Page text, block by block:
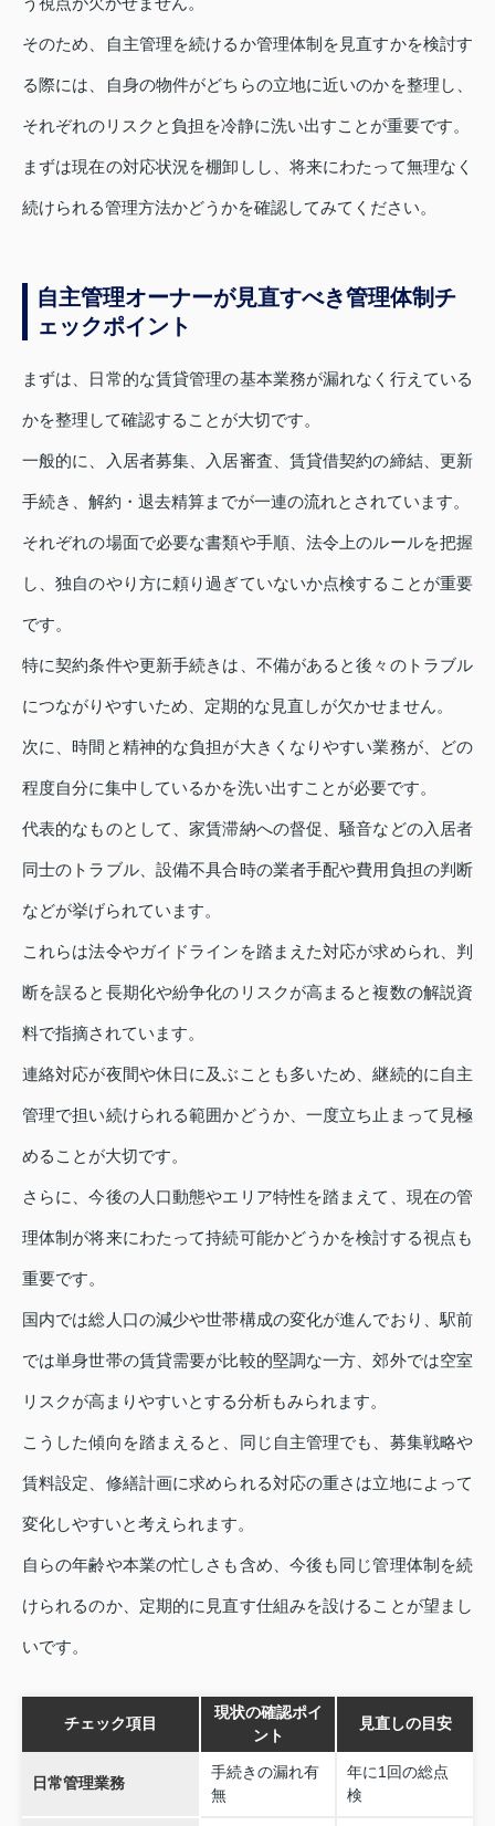
そのため、自主管理を続けるか管理体制を見直すかを検討す
る際には、自身の物件がどちらの立地に近いのかを整理し、
それぞれのリスクと負担を冷静に洗い出すことが重要です。
まずは現在の対応状況を棚卸しし、将来にわたって無理なく
続けられる管理方法かどうかを確認してみてください。
自主管理オーナーが見直すべき管理体制チ
ェックポイント
まずは、日常的な賃貸管理の基本業務が漏れなく行えている
かを整理して確認することが大切です。
一般的に、入居者募集、入居審査、賃貸借契約の締結、更新
手続き、解約・退去精算までが一連の流れとされています。
それぞれの場面で必要な書類や手順、法令上のルールを把握
し、独自のやり方に頼り過ぎていないか点検することが重要
です。
特に契約条件や更新手続きは、不備があると後々のトラブル
につながりやすいため、定期的な見直しが欠かせません。
次に、時間と精神的な負担が大きくなりやすい業務が、どの
程度自分に集中しているかを洗い出すことが必要です。
代表的なものとして、家賃滞納への督促、騒音などの入居者
同士のトラブル、設備不具合時の業者手配や費用負担の判断
などが挙げられています。
これらは法令やガイドラインを踏まえた対応が求められ、判
断を誤ると長期化や紛争化のリスクが高まると複数の解説資
料で指摘されています。
連絡対応が夜間や休日に及ぶことも多いため、継続的に自主
管理で担い続けられる範囲かどうか、一度立ち止まって見極
めることが大切です。
さらに、今後の人口動態やエリア特性を踏まえて、現在の管
理体制が将来にわたって持続可能かどうかを検討する視点も
重要です。
国内では総人口の減少や世帯構成の変化が進んでおり、駅前
では単身世帯の賃貸需要が比較的堅調な一方、郊外では空室
リスクが高まりやすいとする分析もみられます。
こうした傾向を踏まえると、同じ自主管理でも、募集戦略や
賃料設定、修繕計画に求められる対応の重さは立地によって
変化しやすいと考えられます。
自らの年齢や本業の忙しさも含め、今後も同じ管理体制を続
けられるのか、定期的に見直す仕組みを設けることが望まし
いです。
チェック項目
現状の確認ポイ
ント
見直しの目安
日常管理業務
手続きの漏れ有
無
年に1回の総点
検